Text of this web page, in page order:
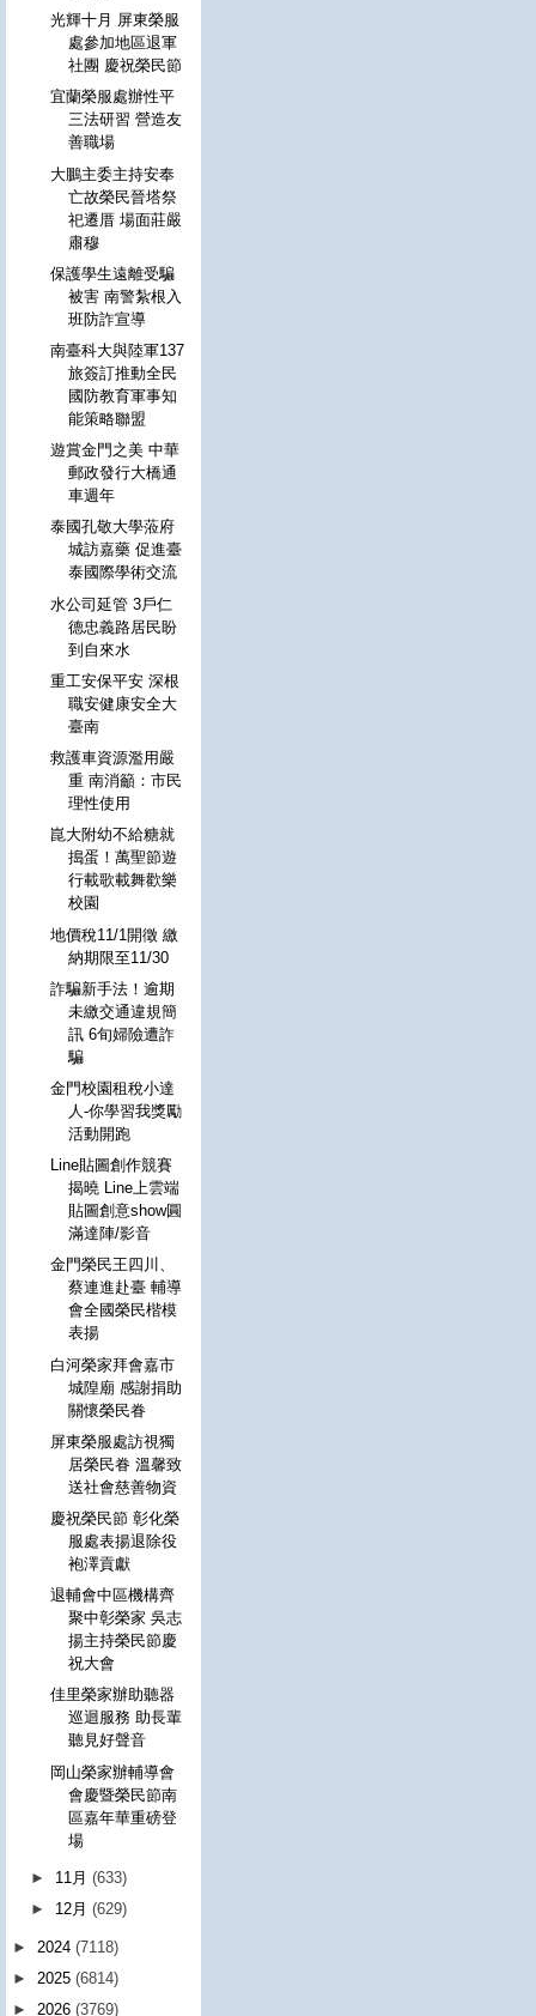
光輝十月 屏東榮服
處參加地區退軍
社團 慶祝榮民節
宜蘭榮服處辦性平
三法研習 營造友
善職場
大鵬主委主持安奉
亡故榮民晉塔祭
祀遷厝 場面莊嚴
肅穆
保護學生遠離受騙
被害 南警紮根入
班防詐宣導
南臺科大與陸軍137
旅簽訂推動全民
國防教育軍事知
能策略聯盟
遊賞金門之美 中華
郵政發行大橋通
車週年
泰國孔敬大學蒞府
城訪嘉藥 促進臺
泰國際學術交流
水公司延管 3戶仁
德忠義路居民盼
到自來水
重工安保平安 深根
職安健康安全大
臺南
救護車資源濫用嚴
重 南消籲：市民
理性使用
崑大附幼不給糖就
搗蛋！萬聖節遊
行載歌載舞歡樂
校園
地價稅11/1開徵 繳
納期限至11/30
詐騙新手法！逾期
未繳交通違規簡
訊 6旬婦險遭詐
騙
金門校園租稅小達
人-你學習我獎勵
活動開跑
Line貼圖創作競賽
揭曉 Line上雲端
貼圖創意show圓
滿達陣/影音
金門榮民王四川、
蔡連進赴臺 輔導
會全國榮民楷模
表揚
白河榮家拜會嘉市
城隍廟 感謝捐助
關懷榮民眷
屏東榮服處訪視獨
居榮民眷 溫馨致
送社會慈善物資
慶祝榮民節 彰化榮
服處表揚退除役
袍澤貢獻
退輔會中區機構齊
聚中彰榮家 吳志
揚主持榮民節慶
祝大會
佳里榮家辦助聽器
巡迴服務 助長輩
聽見好聲音
岡山榮家辦輔導會
會慶暨榮民節南
區嘉年華重磅登
場
► 11月(633)
► 12月(629)
► 2024 (7118)
► 2025 (6814)
► 2026 (3769)